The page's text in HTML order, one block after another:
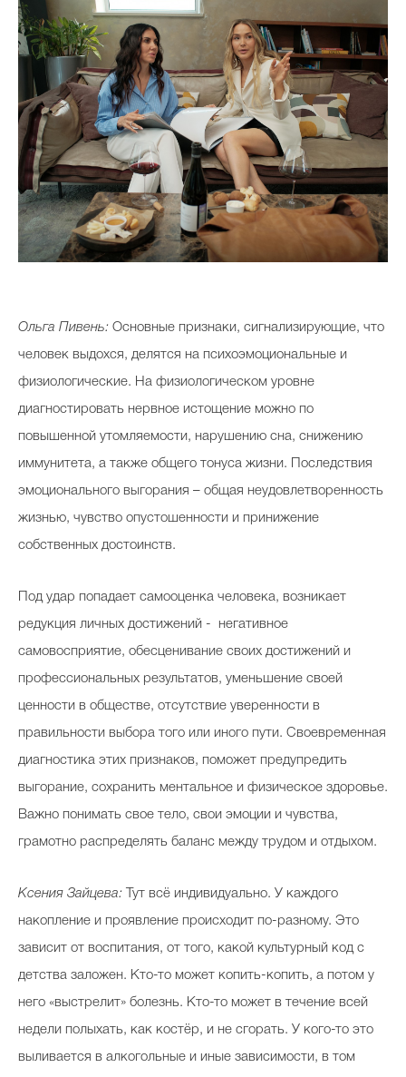
Ольга Пивень: Основные признаки, сигнализирующие, что
человек выдохся, делятся на психоэмоциональные и
физиологические. На физиологическом уровне
диагностировать нервное истощение можно по
повышенной утомляемости, нарушению сна, снижению
иммунитета, а также общего тонуса жизни. Последствия
эмоционального выгорания – общая неудовлетворенность
жизнью, чувство опустошенности и принижение
собственных достоинств.
Под удар попадает самооценка человека, возникает
редукция личных достижений - негативное
самовосприятие, обесценивание своих достижений и
профессиональных результатов, уменьшение своей
ценности в обществе, отсутствие уверенности в
правильности выбора того или иного пути. Своевременная
диагностика этих признаков, поможет предупредить
выгорание, сохранить ментальное и физическое здоровье.
Важно понимать свое тело, свои эмоции и чувства,
грамотно распределять баланс между трудом и отдыхом.
Ксения Зайцева: Тут всё индивидуально. У каждого
накопление и проявление происходит по-разному. Это
зависит от воспитания, от того, какой культурный код с
детства заложен. Кто-то может копить-копить, а потом у
него «выстрелит» болезнь. Кто-то может в течение всей
недели полыхать, как костёр, и не сгорать. У кого-то это
выливается в алкогольные и иные зависимости, в том